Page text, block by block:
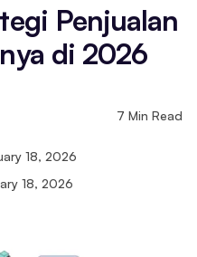
Penjualan
di 2026
7 Min Read
18, 2026
18, 2026